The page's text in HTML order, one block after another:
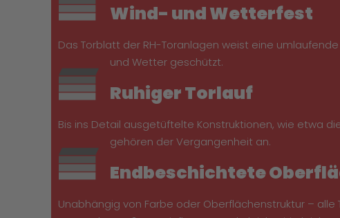
Wind- und Wetterfest
Das Torblatt der RH-Toranlagen weist eine
und Wetter geschützt.
Ruhiger Torlauf
Bis ins Detail ausgetüftelte Konstruktionen, wie etwa
gehören der Vergangenheit an.
Endbeschichtete
Unabhängig von Farbe oder Oberflächenstruktur –